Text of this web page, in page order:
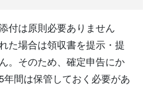
付は原則必要ありません
た場合は領収書を提示・提
。そのため、確定申告にか
間は保管しておく必要があ